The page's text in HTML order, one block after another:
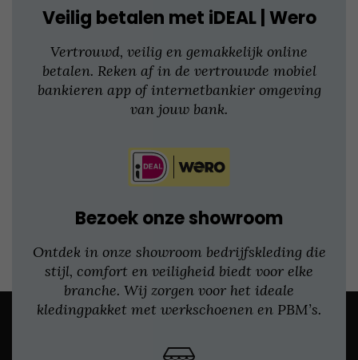
Veilig betalen met iDEAL | Wero
Vertrouwd, veilig en gemakkelijk online
betalen. Reken af in de vertrouwde mobiel
bankieren app of internetbankier omgeving
van jouw bank.
Bezoek onze showroom
Ontdek in onze showroom bedrijfskleding die
stijl, comfort en veiligheid biedt voor elke
branche. Wij zorgen voor het ideale
kledingpakket met werkschoenen en PBM’s.